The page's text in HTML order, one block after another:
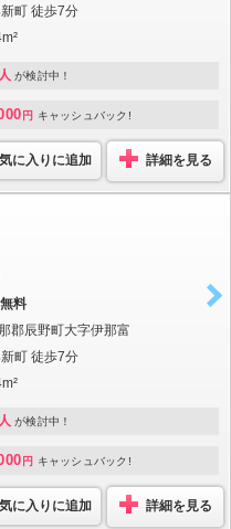
町 徒歩7分
が検討中！
円 キャッシュバック!
に入りに追加 詳細を見る
無料
郡辰野町大字伊那富
町 徒歩7分
が検討中！
円 キャッシュバック!
に入りに追加 詳細を見る